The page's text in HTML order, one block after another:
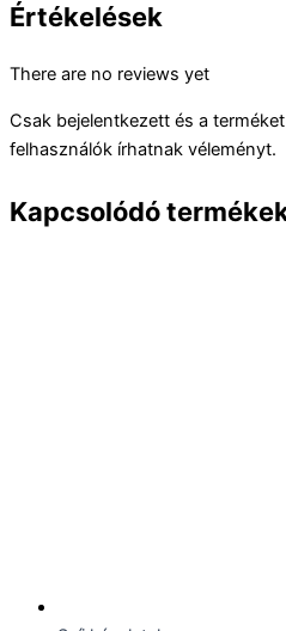
Értékelések
There are no reviews yet
Csak bejelentkezett és a
felhasználók írhatnak véleményt.
Kapcsolódó